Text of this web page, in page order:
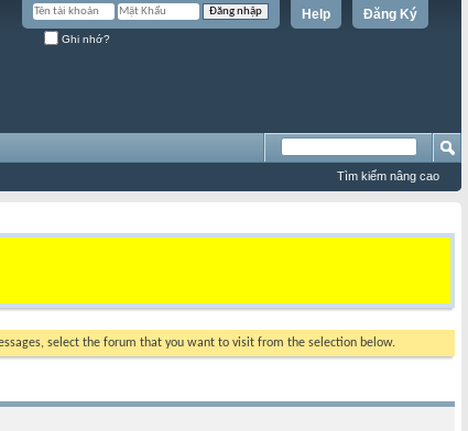
Đăng Ký
Help
Ghi nhớ?
Tìm kiếm nâng cao
select the forum that you want to visit from the selection below.